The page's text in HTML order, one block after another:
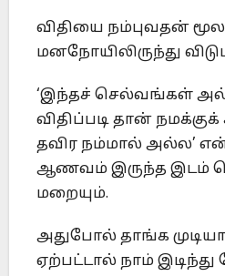
விதியை நம்புவதன்
மனநோயிலிருந்து
‘இந்தச் செல்வங்கள்
விதிப்படி தான்
தவிர நம்மால் அல்ல’
ஆணவம் இருந்த இடம்
மறையும்.
அதுபோல் தாங்க
ஏற்பட்டால் நாம்